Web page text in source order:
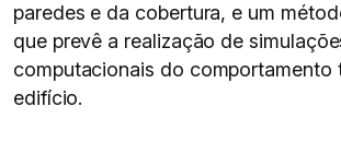
paredes e da cobertura, e um
que prevê a realização de
computacionais do comportamento
edifício.